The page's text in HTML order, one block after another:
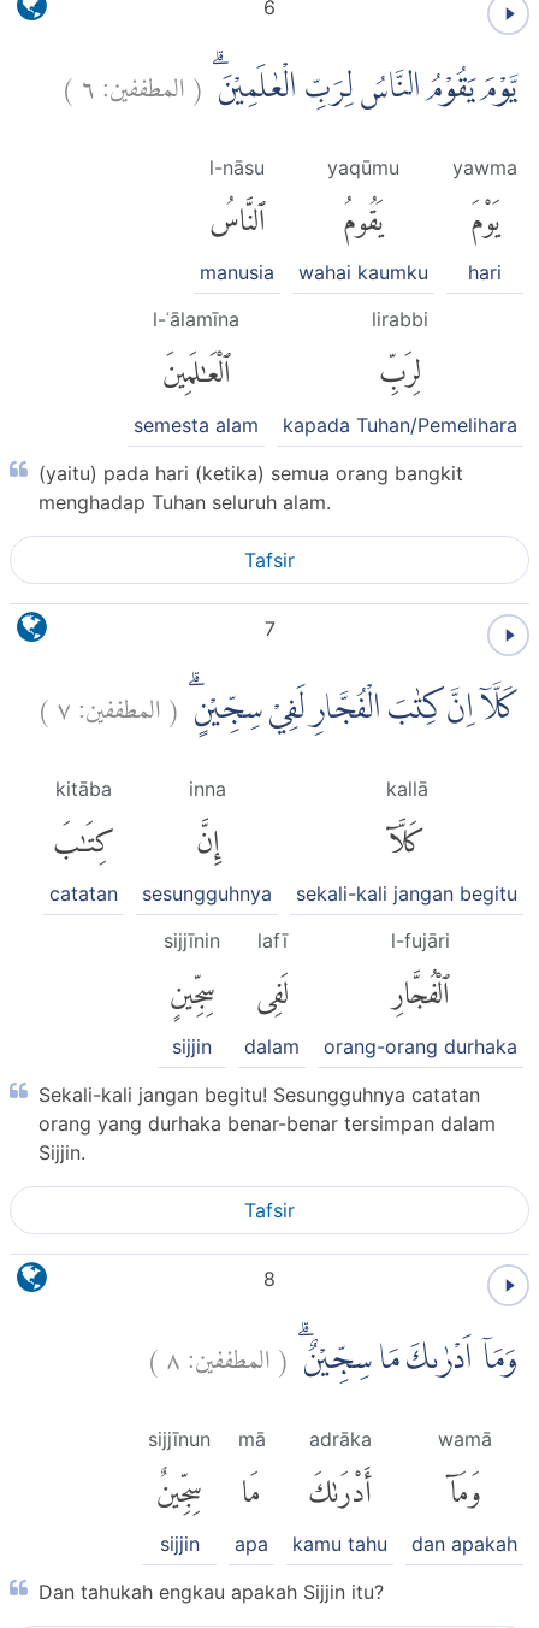
6
يَّوْمَ يَقُوْمُ النَّاسُ لِرَبِّ الْعٰلَمِيْنَۗ (المطففين:٦)
yawma
يَوْمَ
hari
yaqūmu
يَقُومُ
wahai kaumku
l-nāsu
ٱلنَّاسُ
manusia
lirabbi
لِرَبِّ
kapada Tuhan/Pemelihara
l-ʿālamīna
ٱلْعَٰلَمِينَ
semesta alam
(yaitu) pada hari (ketika) semua orang bangkit
menghadap Tuhan seluruh alam.
Tafsir
7
كَلَّآ اِنَّ كِتٰبَ الْفُجَّارِ لَفِيْ سِجِّيْنٍۗ (المطففين:٧)
kallā
كَلَّآ
sekali-kali jangan begitu
inna
إِنَّ
sesungguhnya
kitāba
كِتَٰبَ
catatan
l-fujāri
ٱلْفُجَّارِ
orang-orang durhaka
lafī
لَفِى
dalam
sijjīnin
سِجِّينٍ
sijjin
Sekali-kali jangan begitu! Sesungguhnya catatan
orang yang durhaka benar-benar tersimpan dalam
Sijjin.
Tafsir
8
وَمَآ اَدْرٰىكَ مَا سِجِّيْنٌۗ (المطففين:٨)
wamā
وَمَآ
dan apakah
adrāka
أَدْرَىٰكَ
kamu tahu
mā
مَا
apa
sijjīnun
سِجِّينٌ
sijjin
Dan tahukah engkau apakah Sijjin itu?